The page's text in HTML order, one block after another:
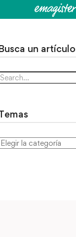
un artículo